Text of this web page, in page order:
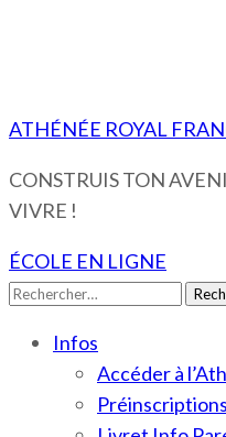
ATHÉNÉE ROYAL
CONSTRUIS TON
VIVRE !
ÉCOLE EN LIGNE
Rechercher :
Infos
Accéder à